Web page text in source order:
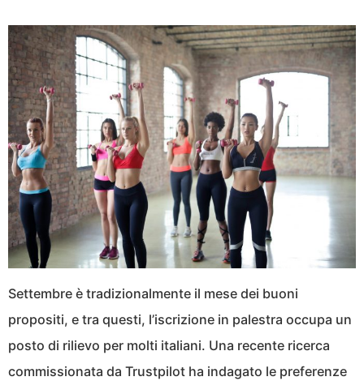
Settembre è tradizionalmente il mese dei buoni
propositi, e tra questi, l’iscrizione in palestra occupa un
posto di rilievo per molti italiani. Una recente ricerca
commissionata da Trustpilot ha indagato le preferenze